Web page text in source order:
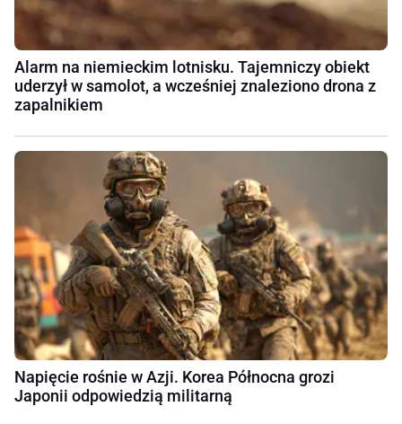
Alarm na niemieckim lotnisku. Tajemniczy obiekt
uderzył w samolot, a wcześniej znaleziono drona z
zapalnikiem
Napięcie rośnie w Azji. Korea Północna grozi
Japonii odpowiedzią militarną